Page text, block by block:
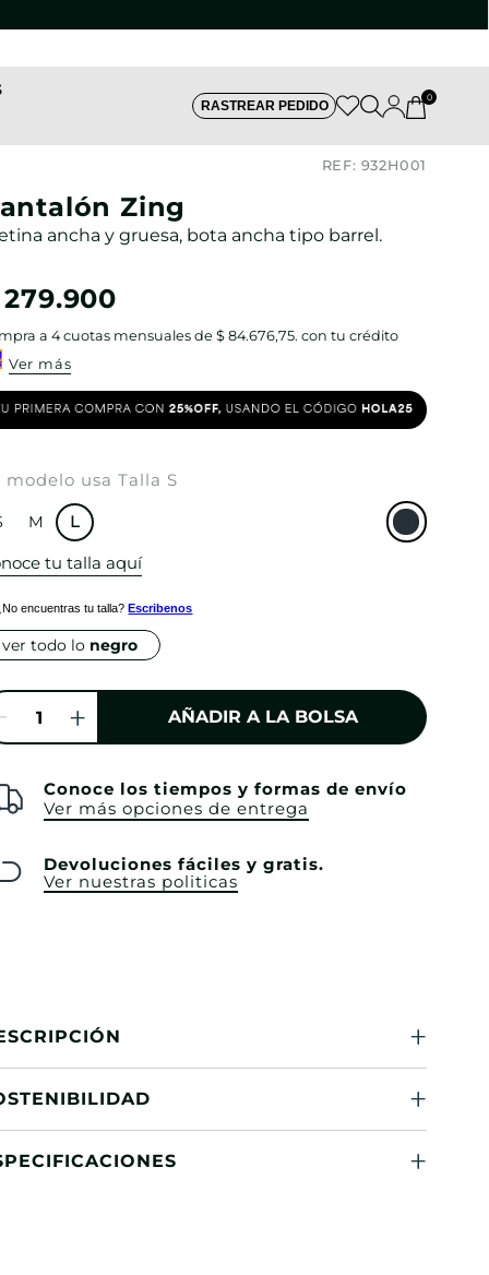
RASTREAR PEDIDO
0
REF: 932H001
Zing
ancha y gruesa, bota ancha tipo barrel.
279.900
a 4cuotas mensuales de $ 84.676,75. con tu crédito
Ver más
modelo usa Talla S
M L
tu talla aquí
encuentras tu talla?Escribenos
ver todo lo negro
AÑADIR A LA BOLSA
Conoce los tiempos y formas de envío
Ver más opciones de entrega
Devoluciones fáciles y gratis.
Ver nuestras politicas